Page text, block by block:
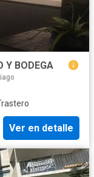
Y BODEGA
Ver en detalle